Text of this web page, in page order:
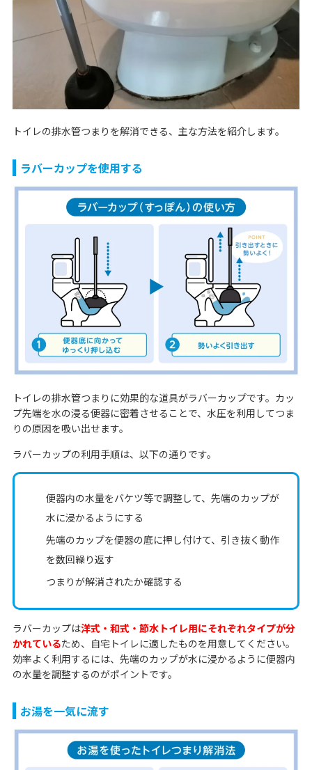
トイレの排水管つまりを解消できる、主な方法を紹介します。
ラバーカップを使用する
トイレの排水管つまりに効果的な道具がラバーカップです。カッ
プ先端を水の浸る便器に密着させることで、水圧を利用してつま
りの原因を吸い出せます。
ラバーカップの利用手順は、以下の通りです。
便器内の水量をバケツ等で調整して、先端のカップが
水に浸かるようにする
先端のカップを便器の底に押し付けて、引き抜く動作
を数回繰り返す
つまりが解消されたか確認する
ラバーカップは洋式・和式・節水トイレ用にそれぞれタイプが分
かれているため、自宅トイレに適したものを用意してください。
効率よく利用するには、先端のカップが水に浸かるように便器内
の水量を調整するのがポイントです。
お湯を一気に流す